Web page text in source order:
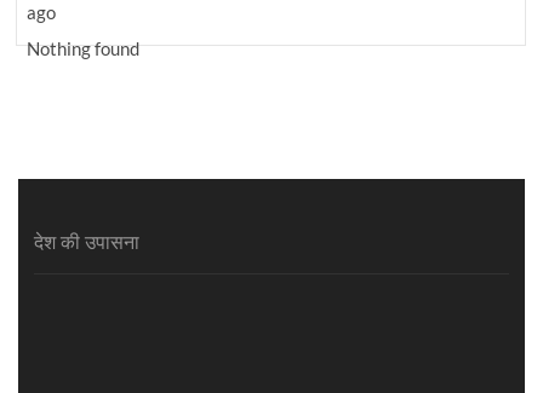
ago
Nothing found
देश की उपासना